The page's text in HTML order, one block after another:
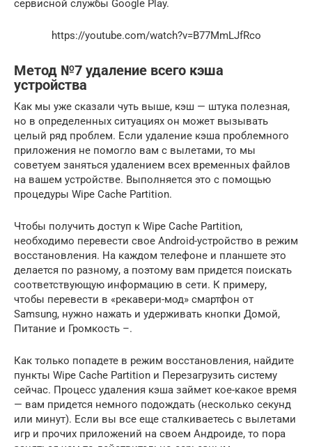
сервисной службы Google Play.
https://youtube.com/watch?v=B77MmLJfRco
Метод №7 удаление всего кэша
устройства
Как мы уже сказали чуть выше, кэш — штука полезная,
но в определенных ситуациях он может вызывать
целый ряд проблем. Если удаление кэша проблемного
приложения не помогло вам с вылетами, то мы
советуем заняться удалением всех временных файлов
на вашем устройстве. Выполняется это с помощью
процедуры Wipe Cache Partition.
Чтобы получить доступ к Wipe Cache Partition,
необходимо перевести свое Android-устройство в режим
восстановления. На каждом телефоне и планшете это
делается по разному, а поэтому вам придется поискать
соответствующую информацию в сети. К примеру,
чтобы перевести в «рекавери-мод» смартфон от
Samsung, нужно нажать и удерживать кнопки Домой,
Питание и Громкость –.
Как только попадете в режим восстановления, найдите
пункты Wipe Cache Partition и Перезагрузить систему
сейчас. Процесс удаления кэша займет кое-какое время
— вам придется немного подождать (несколько секунд
или минут). Если вы все еще сталкиваетесь с вылетами
игр и прочих приложений на своем Андроиде, то пора